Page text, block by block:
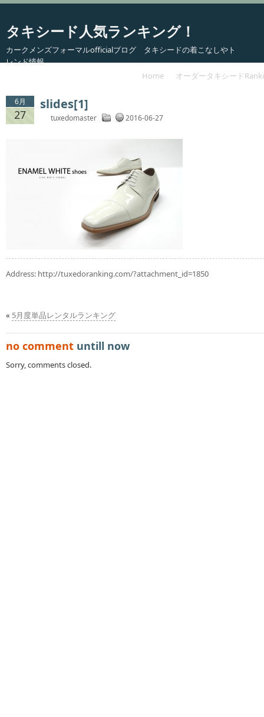
タキシード人気ランキング！
カークメンズフォーマルofficialブログ タキシードの着こなしやト
レンド情報
Home
オーダータキシード
6月
27
slides[1]
tuxedomaster 2016-06-27
Address: http://tuxedoranking.com/?attachment_id=1850
« 5月度単品レンタルランキング
no comment untill now
Sorry, comments closed.